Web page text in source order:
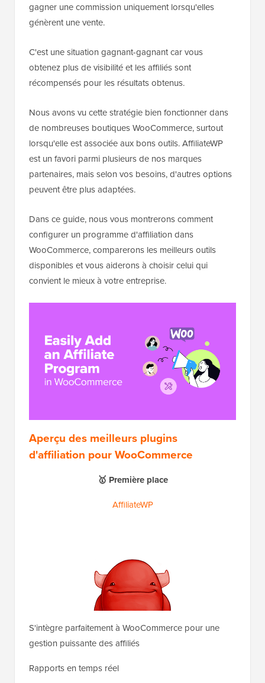
gagner une commission uniquement lorsqu'elles
génèrent une vente.
C'est une situation gagnant-gagnant car vous
obtenez plus de visibilité et les affiliés sont
récompensés pour les résultats obtenus.
Nous avons vu cette stratégie bien fonctionner dans
de nombreuses boutiques WooCommerce, surtout
lorsqu'elle est associée aux bons outils. AffiliateWP
est un favori parmi plusieurs de nos marques
partenaires, mais selon vos besoins, d'autres options
peuvent être plus adaptées.
Dans ce guide, nous vous montrerons comment
configurer un programme d'affiliation dans
WooCommerce, comparerons les meilleurs outils
disponibles et vous aiderons à choisir celui qui
convient le mieux à votre entreprise.
Aperçu des meilleurs plugins
d'affiliation pour WooCommerce
🥇 Première place
AffiliateWP
S'intègre parfaitement à WooCommerce pour une
gestion puissante des affiliés
Rapports en temps réel